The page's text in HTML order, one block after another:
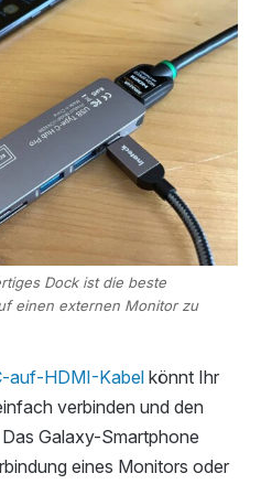
Dock ist die beste
einen externen Monitor zu
auf-HDMI-Kabel könnt Ihr
verbinden und den
Galaxy-Smartphone
eines Monitors oder